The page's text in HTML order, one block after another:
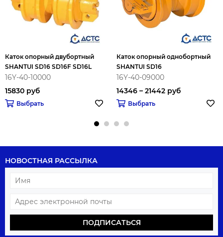
Каток опорный двубортный
SHANTUI SD16 SD16F SD16L
16Y-40-10000
15830 руб
Выбрать
Каток опорный однобортный
SHANTUI SD16
16Y-40-09000
14346 – 21442 руб
Выбрать
НОВОСТНАЯ РАССЫЛКА
ПОДПИСАТЬСЯ